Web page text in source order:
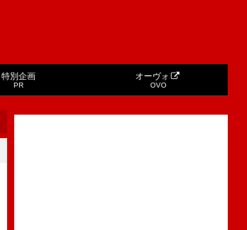
特別企画
PR
オーヴォ
OVO